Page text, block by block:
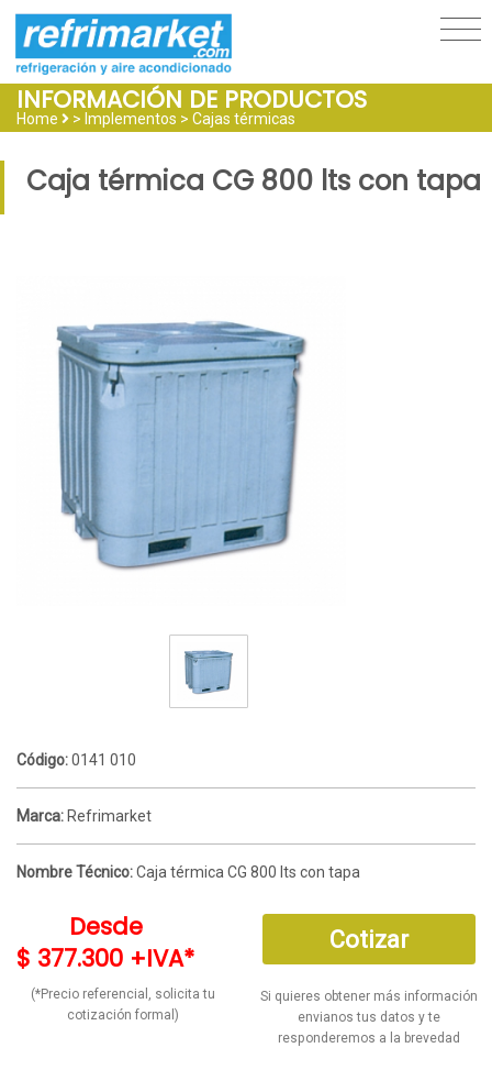
INFORMACIÓN DE PRODUCTOS
Home > Implementos > Cajas térmicas
Caja térmica CG 800 lts con tapa
Código:0141 010
Marca: Refrimarket
Nombre Técnico:Caja térmica CG 800 lts con tapa
Desde
$ 377.300 +IVA*
(*Precio referencial, solicita tu
cotización formal)
Cotizar
Si quieres obtener más información
envianos tus datos y te
responderemos a la brevedad